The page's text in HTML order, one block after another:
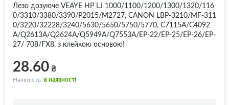
Лезо дозуюче VEAYE HP LJ 1000/1100/1200/1300/1320/116
0/3310/3380/3390/P2015/M2727, CANON LBP-3210/MF-311
0/3220/32228/3240/5630/5650/5750/5770, C7115A/C4092
A/Q2613A/Q2624A/Q5949A/Q7553A/EP-22/EP-25/EP-26/EP-
27/ 708/FX8, з клейкою основою!
28.60₴
Наявність: в наявності